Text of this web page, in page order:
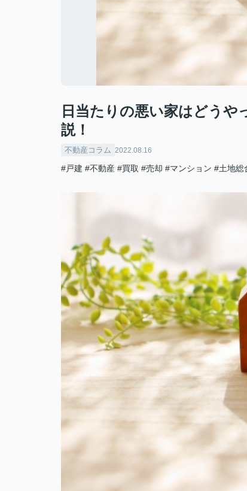
日当たりの悪い家はどうや
説！
不動産コラム 2022.08.16
#戸建 #不動産 #買取 #売却 #マンション #土地総